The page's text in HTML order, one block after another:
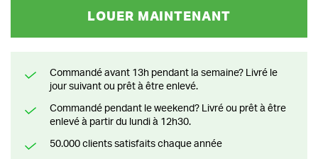
LOUER MAINTENANT
Commandé avant 13h pendant la semaine? Livré le
jour suivant ou prêt à être enlevé.
Commandé pendant le weekend? Livré ou prêt à être
enlevé à partir du lundi à 12h30.
50.000 clients satisfaits chaque année